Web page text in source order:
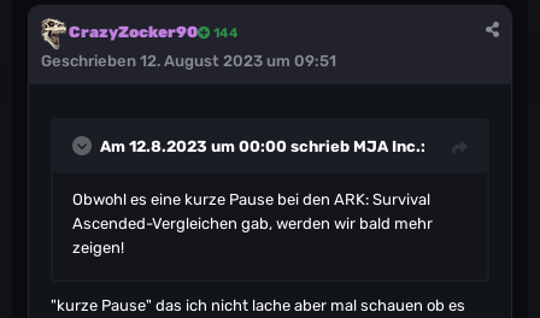
CrazyZocker90 144
Geschrieben 12. August 2023 um 09:51
Am 12.8.2023 um 00:00 schrieb MJA Inc.:
Obwohl es eine kurze Pause bei den ARK: Survival
Ascended-Vergleichen gab, werden wir bald mehr
zeigen!
"kurze Pause" das ich nicht lache aber mal schauen ob es